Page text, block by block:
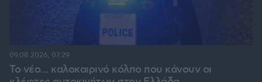
Το νέο... καλοκαιρινό κόλπο που κάνουν οι
09.08.2026, 07:29